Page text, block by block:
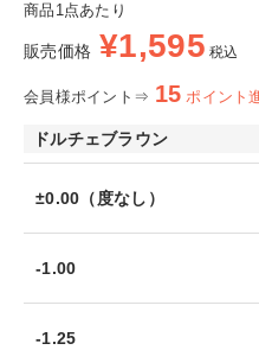
商品1点あたり
販売価格 ¥1,595 税込
会員様ポイント⇒ 15 ポイント
ドルチェブラウン
±0.00（度なし）
-1.00
-1.25